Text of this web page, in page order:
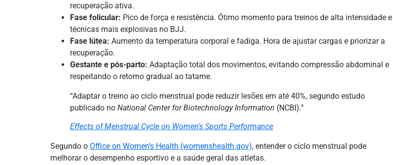
recuperação ativa.
Fase folicular: Pico de força e resistência. Ótimo momento para treinos de alta intensidade e
técnicas mais explosivas no BJJ.
Fase lútea: Aumento da temperatura corporal e fadiga. Hora de ajustar cargas e priorizar a
recuperação.
Gestante e pós-parto: Adaptação total dos movimentos, evitando compressão abdominal e
respeitando o retorno gradual ao tatame.
“Adaptar o treino ao ciclo menstrual pode reduzir lesões em até 40%, segundo estudo
publicado no National Center for Biotechnology Information (NCBI).”
Effects of Menstrual Cycle on Women’s Sports Performance
Segundo o Office on Women’s Health (womenshealth.gov), entender o ciclo menstrual pode
melhorar o desempenho esportivo e a saúde geral das atletas.